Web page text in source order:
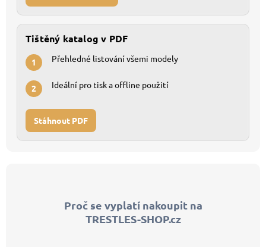
Tištěný katalog v PDF
1 Přehledné listování všemi modely
2 Ideální pro tisk a offline použití
Stáhnout PDF
Proč se vyplatí nakoupit na
TRESTLES-SHOP.cz